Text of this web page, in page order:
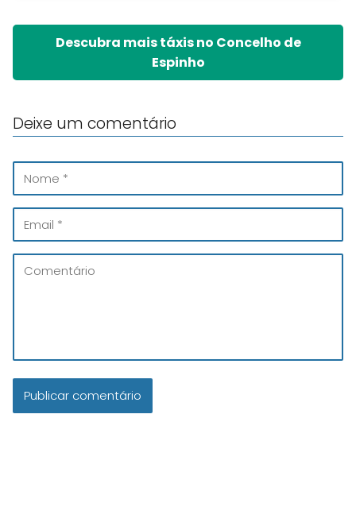
Descubra mais táxis no Concelho de
Espinho
Deixe um comentário